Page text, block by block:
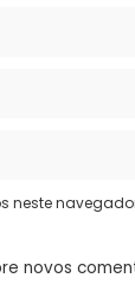
neste
novos